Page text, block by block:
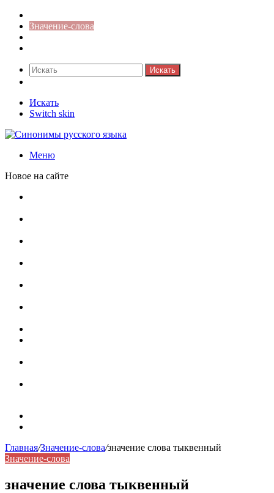
Значение-слова
Искать
Искать
Switch skin
Меню
Новое на сайте
Главная/Значение-слова/значение слова тыквенный
Значение-слова
значение слова тыквенный